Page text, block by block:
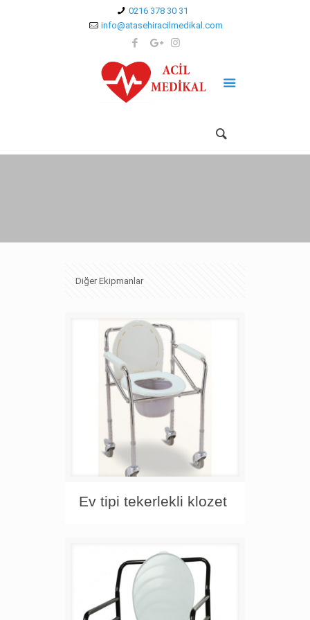
0216 378 30 31
info@atasehiracilmedikal.com
Diğer Ekipmanlar
Ev tipi tekerlekli klozet